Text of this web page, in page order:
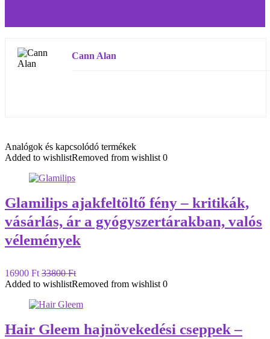
Cann Alan
Analógok és kapcsolódó termékek
Added to wishlistRemoved from wishlist 0
Glamilips ajakfeltöltő fény – kritikák,
vásárlás, ár a gyógyszertárakban, valós
vélemények
16900 Ft 33800 Ft
Added to wishlistRemoved from wishlist 0
Hair Gleem hajnövekedési cseppek –